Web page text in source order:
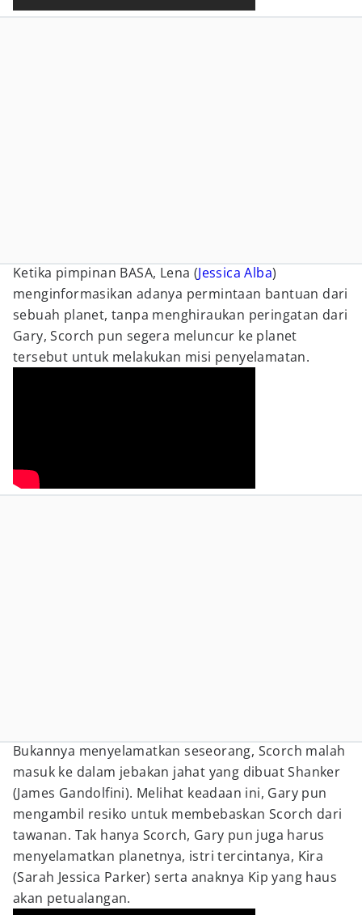
Ketika pimpinan BASA, Lena (Jessica Alba)
menginformasikan adanya permintaan bantuan dari
sebuah planet, tanpa menghiraukan peringatan dari
Gary, Scorch pun segera meluncur ke planet
tersebut untuk melakukan misi penyelamatan.
Bukannya menyelamatkan seseorang, Scorch malah
masuk ke dalam jebakan jahat yang dibuat Shanker
(James Gandolfini). Melihat keadaan ini, Gary pun
mengambil resiko untuk membebaskan Scorch dari
tawanan. Tak hanya Scorch, Gary pun juga harus
menyelamatkan planetnya, istri tercintanya, Kira
(Sarah Jessica Parker) serta anaknya Kip yang haus
akan petualangan.